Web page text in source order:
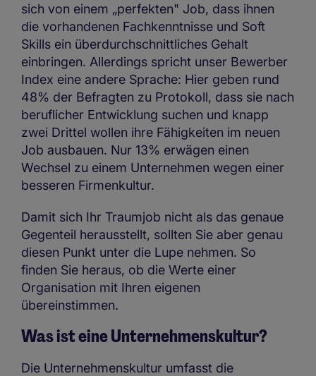
sich von einem „perfekten" Job, dass ihnen
die vorhandenen Fachkenntnisse und Soft
Skills ein überdurchschnittliches Gehalt
einbringen. Allerdings spricht unser Bewerber
Index eine andere Sprache: Hier geben rund
48% der Befragten zu Protokoll, dass sie nach
beruflicher Entwicklung suchen und knapp
zwei Drittel wollen ihre Fähigkeiten im neuen
Job ausbauen. Nur 13% erwägen einen
Wechsel zu einem Unternehmen wegen einer
besseren Firmenkultur.
Damit sich Ihr Traumjob nicht als das genaue
Gegenteil herausstellt, sollten Sie aber genau
diesen Punkt unter die Lupe nehmen. So
finden Sie heraus, ob die Werte einer
Organisation mit Ihren eigenen
übereinstimmen.
Was ist eine Unternehmenskultur?
Die Unternehmenskultur umfasst die